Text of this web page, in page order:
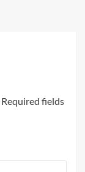
Required fields